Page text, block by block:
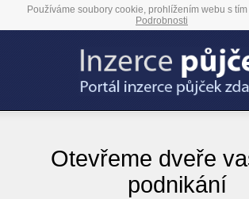
Používáme soubory cookie, prohlížením webu s
Podrobnosti
Otevřeme dveře
podnikání